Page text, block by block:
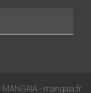
- mangaia.fr